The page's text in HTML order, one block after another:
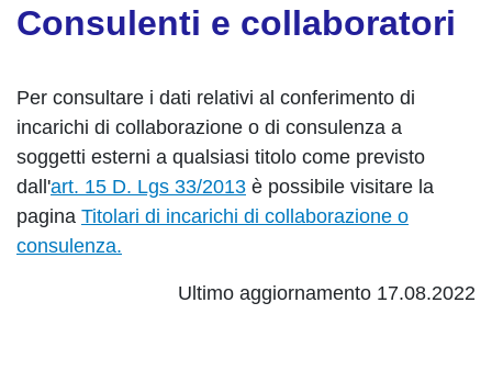
Consulenti e collaboratori
Per consultare i dati relativi al conferimento di
incarichi di collaborazione o di consulenza a
soggetti esterni a qualsiasi titolo come previsto
dall'art. 15 D. Lgs 33/2013 è possibile visitare la
pagina Titolari di incarichi di collaborazione o
consulenza.
Ultimo aggiornamento 17.08.2022